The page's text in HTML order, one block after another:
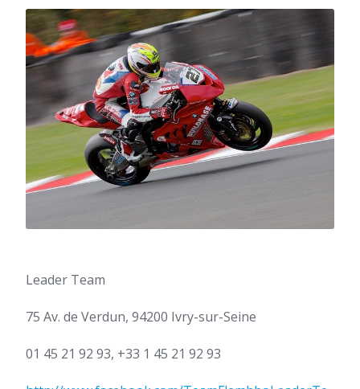
Leader Team
75 Av. de Verdun, 94200 Ivry-sur-Seine
01 45 21 92 93, +33 1 45 21 92 93